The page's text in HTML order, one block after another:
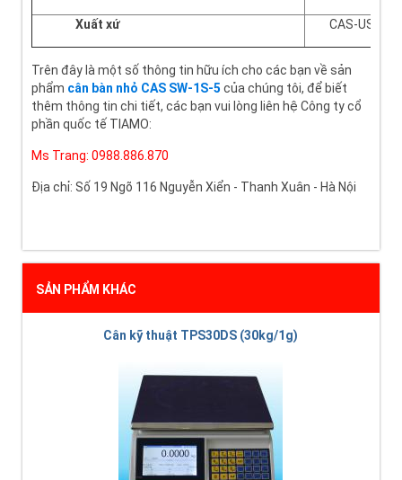
Xuất xứ CAS-USA
Trên đây là một số thông tin hữu ích cho các bạn về sản
phẩm cân bàn nhỏ CAS SW-1S-5 của chúng tôi, để biết
thêm thông tin chi tiết, các bạn vui lòng liên hệ Công ty cổ
phần quốc tế TIAMO:
Ms Trang: 0988.886.870
Địa chỉ: Số 19 Ngõ 116 Nguyễn Xiển - Thanh Xuân - Hà Nội
SẢN PHẨM KHÁC
Cân kỹ thuật TPS30DS (30kg/1g)